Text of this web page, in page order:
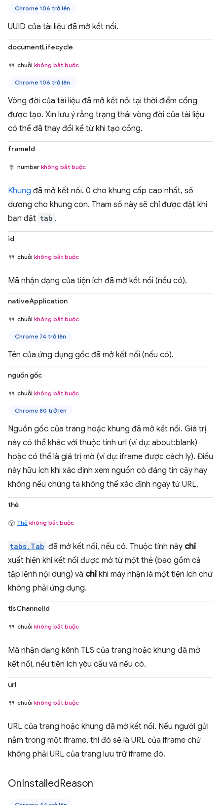
Chrome 106 trở lên
UUID của tài liệu đã mở kết nối.
documentLifecycle
chuỗi không bắt buộc
Chrome 106 trở lên
Vòng đời của tài liệu đã mở kết nối tại thời điểm cổng
được tạo. Xin lưu ý rằng trạng thái vòng đời của tài liệu
có thể đã thay đổi kể từ khi tạo cổng.
frameId
number không bắt buộc
Khung đã mở kết nối. 0 cho khung cấp cao nhất, số
dương cho khung con. Tham số này sẽ chỉ được đặt khi
bạn đặt tab .
id
chuỗi không bắt buộc
Mã nhận dạng của tiện ích đã mở kết nối (nếu có).
nativeApplication
chuỗi không bắt buộc
Chrome 74 trở lên
Tên của ứng dụng gốc đã mở kết nối (nếu có).
nguồn gốc
chuỗi không bắt buộc
Chrome 80 trở lên
Nguồn gốc của trang hoặc khung đã mở kết nối. Giá trị
này có thể khác với thuộc tính url (ví dụ: about:blank)
hoặc có thể là giá trị mờ (ví dụ: iframe được cách ly). Điều
này hữu ích khi xác định xem nguồn có đáng tin cậy hay
không nếu chúng ta không thể xác định ngay từ URL.
thẻ
Thẻ không bắt buộc
tabs.Tab đã mở kết nối, nếu có. Thuộc tính này chỉ
xuất hiện khi kết nối được mở từ một thẻ (bao gồm cả
tập lệnh nội dung) và chỉ khi máy nhận là một tiện ích chứ
không phải ứng dụng.
tlsChannelId
chuỗi không bắt buộc
Mã nhận dạng kênh TLS của trang hoặc khung đã mở
kết nối, nếu tiện ích yêu cầu và nếu có.
url
chuỗi không bắt buộc
URL của trang hoặc khung đã mở kết nối. Nếu người gửi
nằm trong một iframe, thì đó sẽ là URL của iframe chứ
không phải URL của trang lưu trữ iframe đó.
OnInstalledReason